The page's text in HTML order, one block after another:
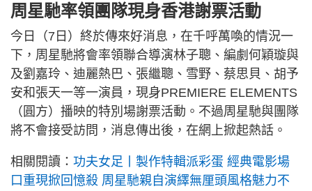
周星馳率領團隊現身香港謝票活動
今日（7日）終於傳來好消息，在千呼萬喚的情況一
下，周星馳將會率領聯合導演林子聰、編劇何穎璇與
及劉嘉玲、迪麗熱巴、張繼聰、雪野、蔡思貝、胡予
安和張天一等一演員，現身PREMIERE ELEMENTS
（圓方）播映的特別場謝票活動。不過周星馳與團隊
將不會接受訪問，消息傳出後，在網上掀起熱話。
相關閱讀： 功夫女足丨製作特輯派彩蛋 經典電影場
口重現掀回憶殺 周星馳親自演繹無厘頭風格魅力不